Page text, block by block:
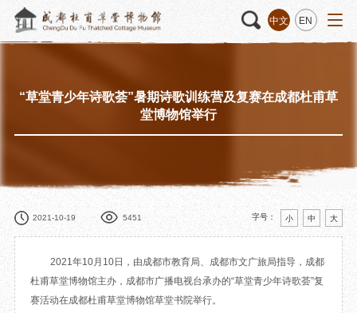
中文 EN
请
“人日游草堂”系列文化活动
数字资源
捐赠名录
“草堂青少年诗歌荟”暑期诗歌训练营及复赛在成都杜甫草
堂博物馆举行
2021-10-19 5451 字号： 小 中 大
2021年10月10日，由成都市教育局、成都市文广旅局指导，成都
杜甫草堂博物馆主办，成都市广播电视台承办的“草堂青少年诗歌荟”复
赛活动在成都杜甫草堂博物馆草堂书院举行。